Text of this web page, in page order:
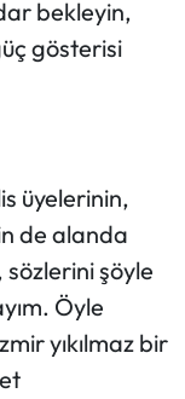
bekleyin,
gösterisi
üyelerinin,
de alanda
şöyle
Öyle
yıkılmaz bir